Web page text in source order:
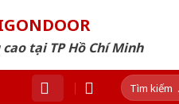
tại TP Hồ Chí Minh
Tìm
kiếm: